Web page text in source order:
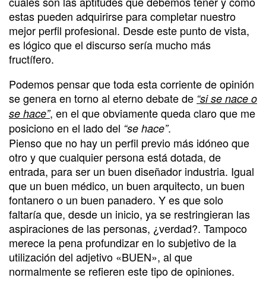
estas pueden adquirirse para completar nuestro
mejor perfil profesional. Desde este punto de vista,
es lógico que el discurso sería mucho más
fructífero.
Podemos pensar que toda esta corriente de opinión
se genera en torno al eterno debate de “si se nace o
se hace”, en el que obviamente queda claro que me
posiciono en el lado del “se hace”.
Pienso que no hay un perfil previo más idóneo que
otro y que cualquier persona está dotada, de
entrada, para ser un buen diseñador industria. Igual
que un buen médico, un buen arquitecto, un buen
fontanero o un buen panadero. Y es que solo
faltaría que, desde un inicio, ya se restringieran las
aspiraciones de las personas, ¿verdad?. Tampoco
merece la pena profundizar en lo subjetivo de la
utilización del adjetivo «BUEN», al que
normalmente se refieren este tipo de opiniones.